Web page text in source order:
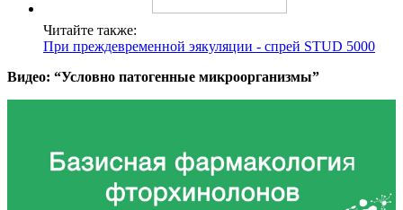
Читайте также:
При преждевременной эякуляции - спрей STUD 5000
Видео: “Условно патогенные микроорганизмы”